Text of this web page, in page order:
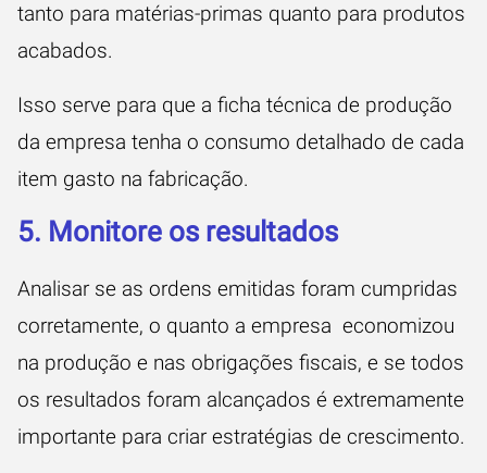
tanto para matérias-primas quanto para produtos
acabados.
Isso serve para que a ficha técnica de produção
da empresa tenha o consumo detalhado de cada
item gasto na fabricação.
5. Monitore os resultados
Analisar se as ordens emitidas foram cumpridas
corretamente, o quanto a empresa economizou
na produção e nas obrigações fiscais, e se todos
os resultados foram alcançados é extremamente
importante para criar estratégias de crescimento.